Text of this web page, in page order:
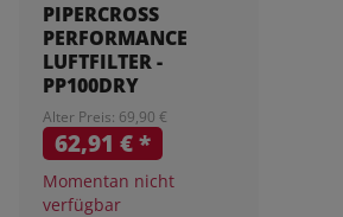
PIPERCROSS
PERFORMANCE
LUFTFILTER -
PP100DRY
Alter Preis: 69,90 €
62,91 €*
Momentan nicht
verfügbar